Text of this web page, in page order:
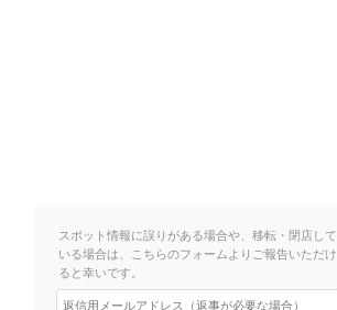
スポット情報に誤りがある場合や、移転・閉店して
いる場合は、こちらのフォームよりご報告いただけ
ると幸いです。